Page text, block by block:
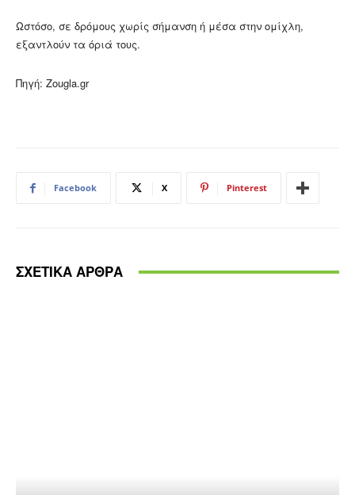
Ωστόσο, σε δρόμους χωρίς σήμανση ή μέσα στην ομίχλη,
εξαντλούν τα όριά τους.
Πηγή: Zougla.gr
Facebook X Pinterest
ΣΧΕΤΙΚΑ ΑΡΘΡΑ